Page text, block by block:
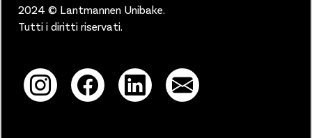
2024 © Lantmannen Unibake.
Tutti i diritti riservati.